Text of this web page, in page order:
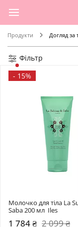
Продукти Догляд за
Фільтр
- 15%
Молочко для тіла La
Saba 200 мл  Iles
1 784 ₴ 2 099 ₴